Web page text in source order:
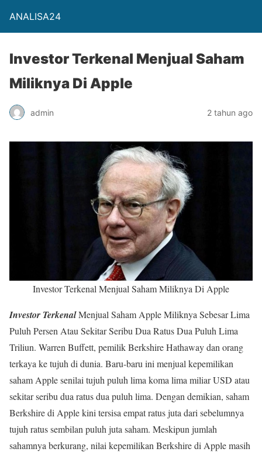
ANALISA24
Investor Terkenal Menjual Saham
Miliknya Di Apple
admin 2 tahun ago
Investor Terkenal Menjual Saham Miliknya Di Apple
Investor TerkenalMenjual Saham Apple Miliknya Sebesar Lima
Puluh Persen Atau Sekitar Seribu Dua Ratus Dua Puluh Lima
Triliun. Warren Buffett, pemilik Berkshire Hathaway dan orang
terkaya ke tujuh di dunia. Baru-baru ini menjual kepemilikan
saham Apple senilai tujuh puluh lima koma lima miliar USD atau
sekitar seribu dua ratus dua puluh lima. Dengan demikian, saham
Berkshire di Apple kini tersisa empat ratus juta dari sebelumnya
tujuh ratus sembilan puluh juta saham. Meskipun jumlah
sahamnya berkurang, nilai kepemilikan Berkshire di Apple masih